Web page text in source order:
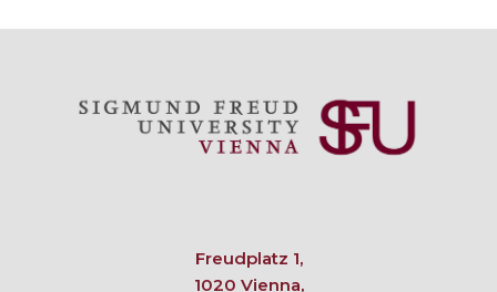
Freudplatz 1,
1020 Vienna,